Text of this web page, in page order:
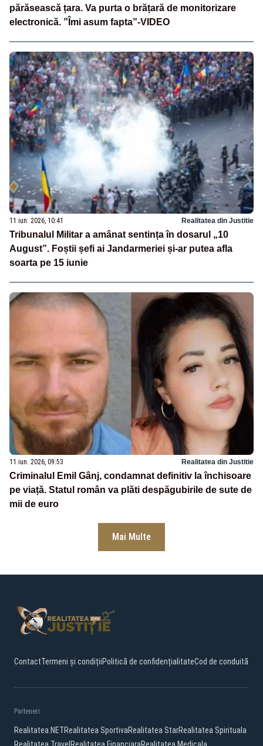
părăsească țara. Va purta o brățară de monitorizare
electronică. ”Îmi asum fapta”-VIDEO
11 iun. 2026, 10:41 Realitatea din Justitie
Tribunalul Militar a amânat sentința în dosarul „10
August”. Foștii șefi ai Jandarmeriei și-ar putea afla
soarta pe 15 iunie
11 iun. 2026, 09:53 Realitatea din Justitie
Criminalul Emil Gânj, condamnat definitiv la închisoare
pe viață. Statul român va plăti despăgubirile de sute de
mii de euro
Mai Multe
ContactTermeni și condițiiPolitică de confidențialitateCod de conduită
Parteneri:
Realitatea.NETRealitatea SportivaRealitatea StarRealitatea Spirituala